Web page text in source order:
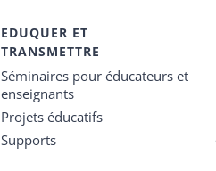
EDUQUER ET
TRANSMETTRE
Séminaires pour éducateurs et
enseignants
Projets éducatifs
Supports